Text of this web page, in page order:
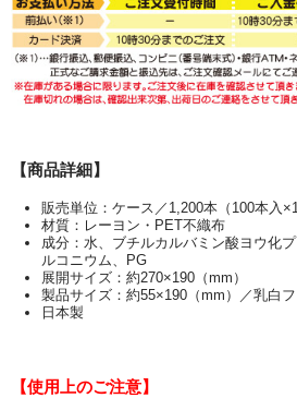
【商品詳細】
販売単位：ケース／1,200本（100本入
材質：レーヨン・PET不織布
成分：水、ブチルカルバミン酸ヨウ化
ルコニウム、PG
展開サイズ：約270×190（mm）
製品サイズ：約55×190（mm）／乳白
日本製
【使用上のご注意】